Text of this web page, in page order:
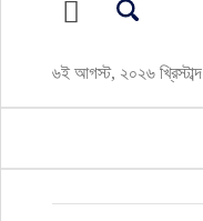
৬ই আগস্ট, ২০২৬ খ্রিস্টাব্দ
আন্তর্জাতিক
খেলাধুলা